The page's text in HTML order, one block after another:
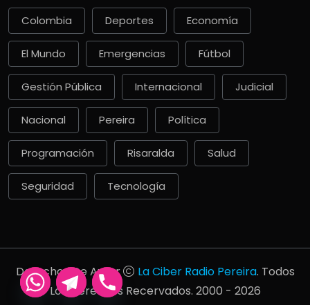
Colombia Deportes Economía
El Mundo Emergencias Fútbol
Gestión Pública Internacional Judicial
Nacional Pereira Política
Programación Risaralda Salud
Seguridad Tecnología
Derechos De Autor La Ciber Radio Pereira. Todos
Los Derechos Recervados. 2000 - 2026